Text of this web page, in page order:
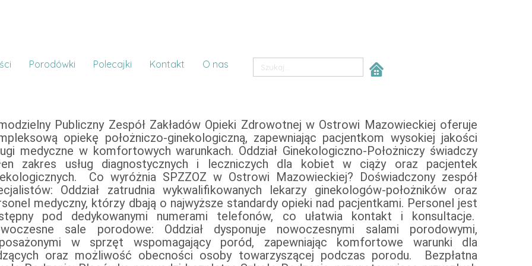
Porodówki Polecajki Kontakt O nas
Publiczny Zespół Zakładów Opieki Zdrowotnej w Ostrowi Mazowieckiej oferuje
opiekę położniczo-ginekologiczną, zapewniając pacjentkom wysokiej jakości
medyczne w komfortowych warunkach. Oddział Ginekologiczno-Położniczy świadczy
zakres usług diagnostycznych i leczniczych dla kobiet w ciąży oraz pacjentek
Co wyróżnia SPZZOZ w Ostrowi Mazowieckiej? Doświadczony zespół
Oddział zatrudnia wykwalifikowanych lekarzy ginekologów-położników oraz
medyczny, którzy dbają o najwyższe standardy opieki nad pacjentkami. Personel jest
pod dedykowanymi numerami telefonów, co ułatwia kontakt i konsultacje.
sale porodowe: Oddział dysponuje nowoczesnymi salami porodowymi,
w sprzęt wspomagający poród, zapewniając komfortowe warunki dla
oraz możliwość obecności osoby towarzyszącej podczas porodu. Bezpłatna
Możliwość obejrzenia oddziału przed porodem: Szpital umożliwia przyszłym
wcześniejsze zapoznanie się z oddziałem, co pomaga w redukcji stresu związanego